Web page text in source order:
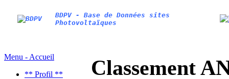
BDPV - Base de Données sites
Photovoltaïques
Menu - Accueil
** Profil **
Classement